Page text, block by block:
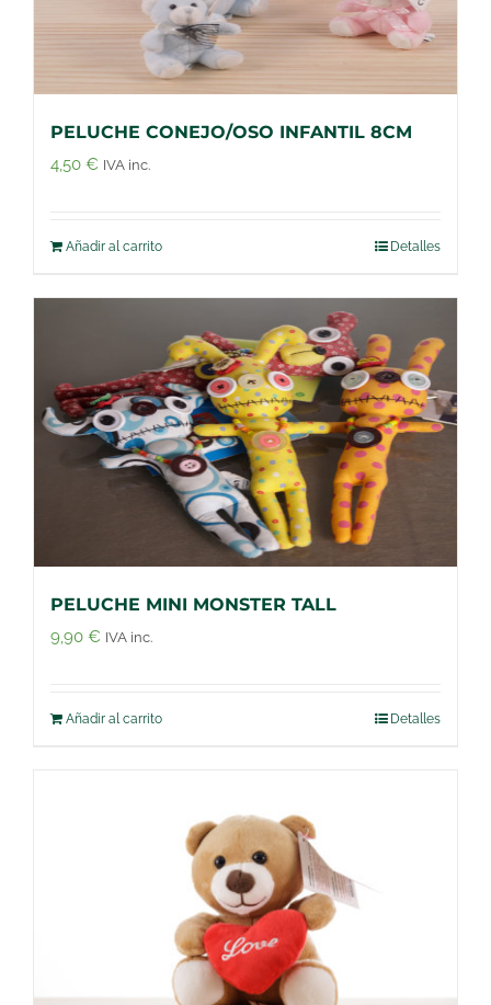
PELUCHE CONEJO/OSO INFANTIL 8CM
4,50 € IVA inc.
Añadir al carrito Detalles
PELUCHE MINI MONSTER TALL
9,90 € IVA inc.
Añadir al carrito Detalles